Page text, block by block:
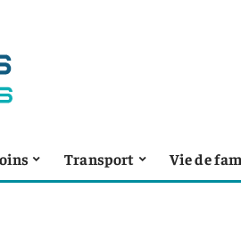
Transport Vie de